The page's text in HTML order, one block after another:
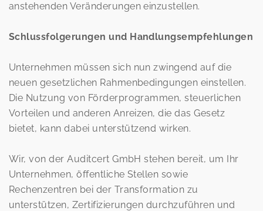
anstehenden Veränderungen einzustellen.
Schlussfolgerungen und Handlungsempfehlungen
Unternehmen müssen sich nun zwingend auf die
neuen gesetzlichen Rahmenbedingungen einstellen.
Die Nutzung von Förderprogrammen, steuerlichen
Vorteilen und anderen Anreizen, die das Gesetz
bietet, kann dabei unterstützend wirken.
Wir, von der Auditcert GmbH stehen bereit, um Ihr
Unternehmen, öffentliche Stellen sowie
Rechenzentren bei der Transformation zu
unterstützen, Zertifizierungen durchzuführen und